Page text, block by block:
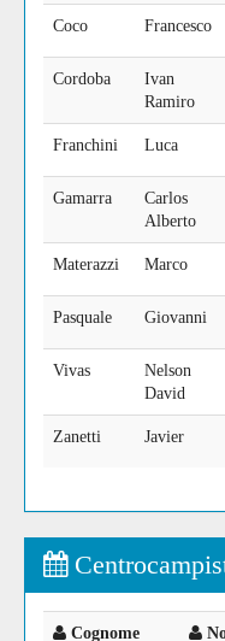
Coco Francesco
Cordoba
Ivan
Ramiro
Franchini Luca
Gamarra
Carlos
Alberto
Materazzi Marco
Pasquale Giovanni
Vivas
Nelson
David
Zanetti Javier
Cognome